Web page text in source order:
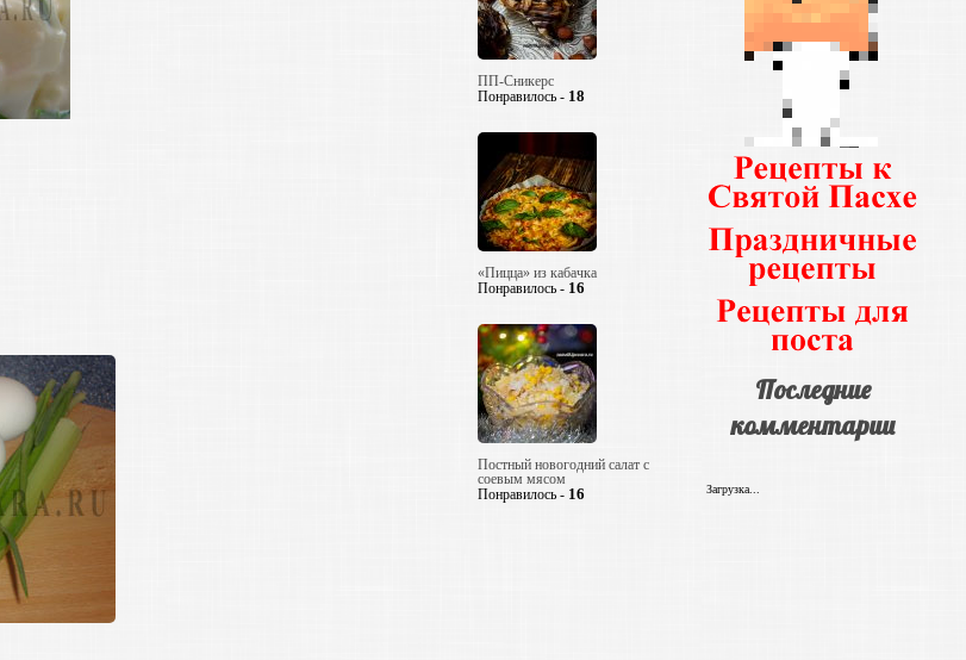
ПП-Сникерс
Понравилось - 18
«Пицца» из кабачка
Понравилось - 16
Постный новогодний салат с
соевым мясом
Понравилось - 16
Последние
комментарии
Загрузка...